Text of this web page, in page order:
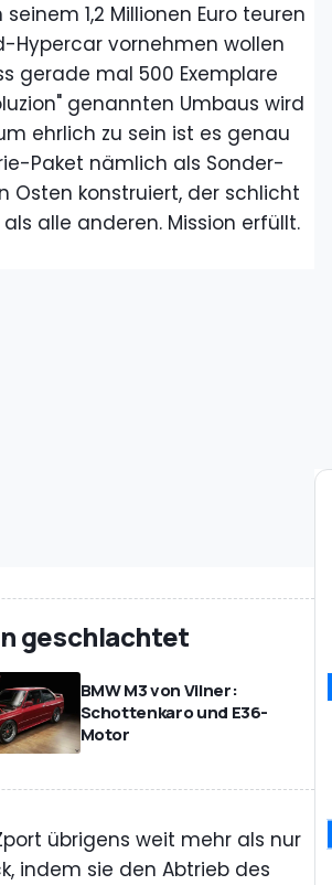
1,2 Millionen Euro teuren
Hypercar vornehmen wollen
gerade mal 500 Exemplare
genannten Umbaus wird
ehrlich zu sein ist es genau
Paket nämlich als Sonder-
Osten konstruiert, der schlicht
alle anderen. Mission erfüllt.
geschlachtet
BMW M3 von Vilner:
Schottenkaro und E36-
Motor
übrigens weit mehr als nur
indem sie den Abtrieb des